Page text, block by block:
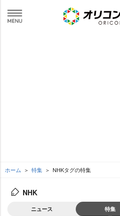
ホーム 特集 NHKタグの特集
NHK
ニュース 特集